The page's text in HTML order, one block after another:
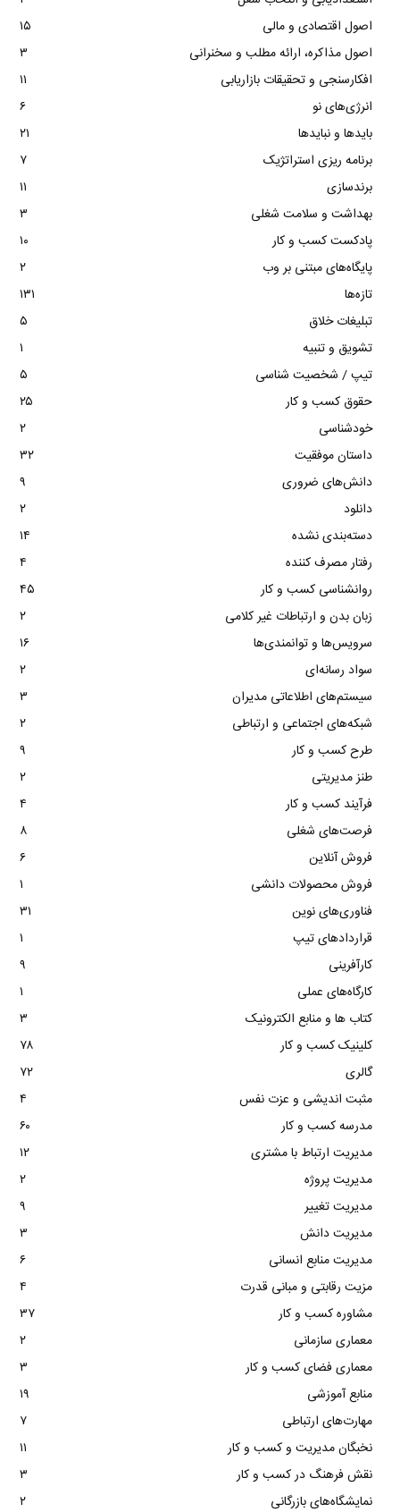
اصول اقتصادی و مالی
۱۵
اصول مذاکره، ارائه مطلب و سخنرانی
۳
افکارسنجی و تحقیقات بازاریابی
۱۱
انرژی‌های نو
۶
بایدها و نبایدها
۲۱
برنامه ریزی استراتژیک
۷
برندسازی
۱۱
بهداشت و سلامت شغلی
۳
پادکست کسب و کار
۱۰
پایگاه‌های مبتنی بر وب
۲
تازه‌ها
۱۳۱
تبلیغات خلاق
۵
تشویق و تنبیه
۱
تیپ / شخصیت شناسی
۵
حقوق کسب و کار
۲۵
خودشناسی
۲
داستان موفقیت
۳۲
دانش‌های ضروری
۹
دانلود
۲
دسته‌بندی نشده
۱۴
رفتار مصرف کننده
۴
روانشناسی کسب و کار
۴۵
زبان بدن و ارتباطات غیر کلامی
۲
سرویس‌ها و توانمندی‌ها
۱۶
سواد رسانه‌ای
۲
سیستم‌های اطلاعاتی مدیران
۳
شبکه‌های اجتماعی و ارتباطی
۲
طرح کسب و کار
۹
طنز مدیریتی
۲
فرآیند کسب و کار
۴
فرصت‌های شغلی
۸
فروش آنلاین
۶
فروش محصولات دانشی
۱
فناوری‌های نوین
۳۱
قراردادهای تیپ
۱
کارآفرینی
۹
کارگاه‌های عملی
۱
کتاب ها و منابع الکترونیک
۳
کلینیک کسب و کار
۷۸
گالری
۷۲
مثبت اندیشی و عزت نفس
۴
مدرسه کسب و کار
۶۰
مدیریت ارتباط با مشتری
۱۲
مدیریت پروژه
۲
مدیریت تغییر
۹
مدیریت دانش
۳
مدیریت منابع انسانی
۶
مزیت رقابتی و مبانی قدرت
۴
مشاوره کسب و کار
۳۷
معماری سازمانی
۲
معماری فضای کسب و کار
۳
منابع آموزشی
۱۹
مهارت‌های ارتباطی
۷
نخبگان مدیریت و کسب و کار
۱۱
نقش فرهنگ در کسب و کار
۳
نمایشگاه‌های بازرگانی
۲